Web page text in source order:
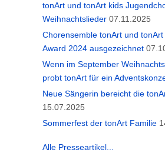
tonArt und tonArt kids
Weihnachtslieder 07.11.2025
Chorensemble tonArt und
Award 2024 ausgezeichnet
Wenn im September
probt tonArt für ein
Neue Sängerin bereicht die
15.07.2025
Sommerfest der tonArt Familie
Alle Presseartikel...